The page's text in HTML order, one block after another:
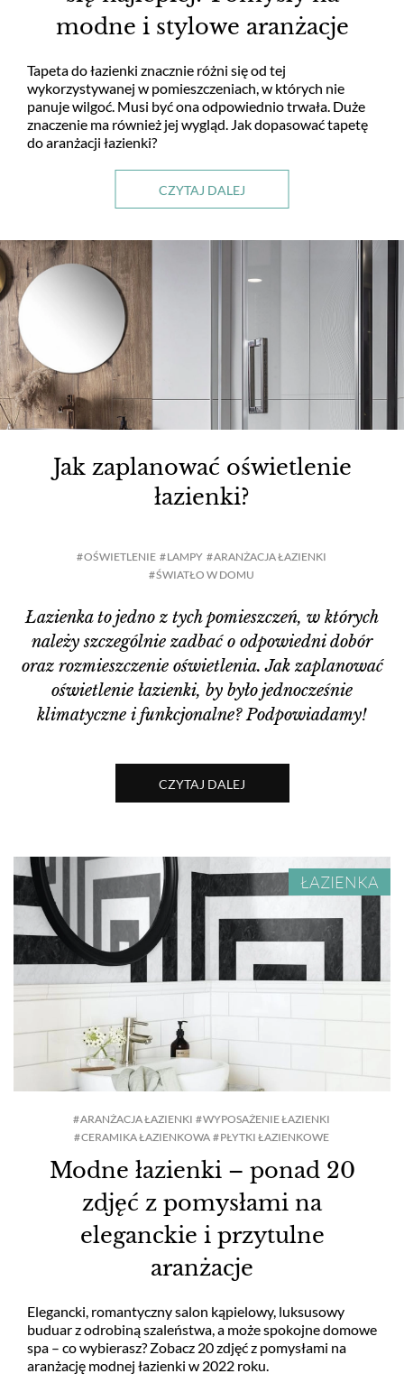
modne i stylowe aranżacje
Tapeta do łazienki znacznie różni się od tej
wykorzystywanej w pomieszczeniach, w których nie
panuje wilgoć. Musi być ona odpowiednio trwała. Duże
znaczenie ma również jej wygląd. Jak dopasować tapetę
do aranżacji łazienki?
CZYTAJ DALEJ
Jak zaplanować oświetlenie
łazienki?
OŚWIETLENIE LAMPY
ARANŻACJA ŁAZIENKI
ŚWIATŁO W DOMU
Łazienka to jedno z tych pomieszczeń, w których
należy szczególnie zadbać o odpowiedni dobór
oraz rozmieszczenie oświetlenia. Jak zaplanować
oświetlenie łazienki, by było jednocześnie
klimatyczne i funkcjonalne? Podpowiadamy!
CZYTAJ DALEJ
ŁAZIENKA
Modne łazienki – ponad 20
zdjęć z pomysłami na
eleganckie i przytulne
aranżacje
Elegancki, romantyczny salon kąpielowy, luksusowy
buduar z odrobiną szaleństwa, a może spokojne domowe
spa – co wybierasz? Zobacz 20 zdjęć z pomysłami na
aranżację modnej łazienki w 2022 roku.
ARANŻACJA ŁAZIENKI
WYPOSAŻENIE ŁAZIENKI
CERAMIKA ŁAZIENKOWA
PŁYTKI ŁAZIENKOWE